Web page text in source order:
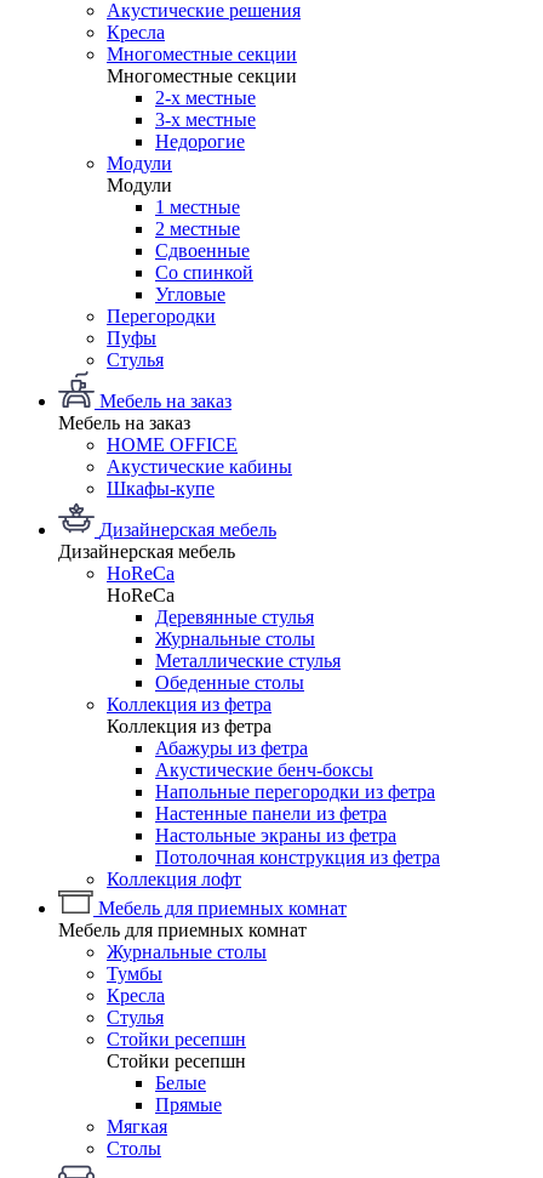
Акустические решения
Кресла
Многоместные секции
Многоместные секции
2-х местные
3-х местные
Недорогие
Модули
Модули
1 местные
2 местные
Сдвоенные
Со спинкой
Угловые
Перегородки
Пуфы
Стулья
Мебель на заказ
Мебель на заказ
HOME OFFICE
Акустические кабины
Шкафы-купе
Дизайнерская мебель
Дизайнерская мебель
HoReCa
HoReCa
Деревянные стулья
Журнальные столы
Металлические стулья
Обеденные столы
Коллекция из фетра
Коллекция из фетра
Абажуры из фетра
Акустические бенч-боксы
Напольные перегородки из фетра
Настенные панели из фетра
Настольные экраны из фетра
Потолочная конструкция из фетра
Коллекция лофт
Мебель для приемных комнат
Мебель для приемных комнат
Журнальные столы
Тумбы
Кресла
Стулья
Стойки ресепшн
Стойки ресепшн
Белые
Прямые
Мягкая
Столы